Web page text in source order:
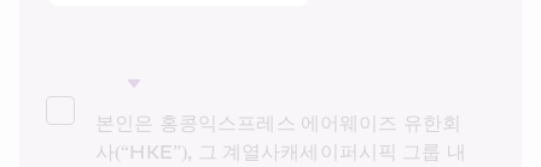
본인은 홍콩익스프레스 에어웨이즈 유한회
사(“HKE”), 그 계열사캐세이퍼시픽 그룹 내